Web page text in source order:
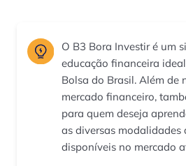
O B3 Bora Investir é um
educação financeira
Bolsa do Brasil. Além de
mercado financeiro,
para quem deseja
as diversas modalidades
disponíveis no mercado